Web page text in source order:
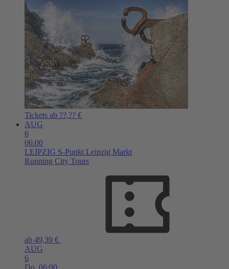
Tickets ab ??,?? €
AUG
6
06:00
LEIPZIG S-Punkt Leipzig Markt
Running City Tours
ab 49,39 €
AUG
6
Do, 06:00